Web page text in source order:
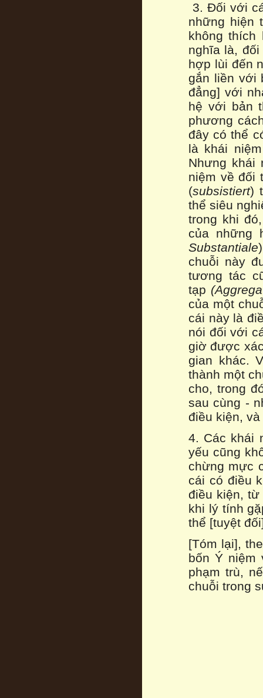
3. Đối với
những hiện
không thích
nghĩa là,
hợp lùi đến
gắn liền với
đẳng] với
hệ với bản
phương
đây có thể
là khái
Nhưng khái
niệm về đối
(subsistiert)
thể siêu
trong khi
của những
Substantiale
chuỗi này
tương tác
tạp
của một
cái này là
nói đối với
giờ được
gian khác.
thành một
cho, trong
sau cùng -
điều kiện,
4. Các khái
yếu cũng
chừng mực
cái có điều
điều kiện,
khi lý tính
thể [tuyệt
[Tóm lại],
bốn Ý niệm
phạm trù,
chuỗi trong